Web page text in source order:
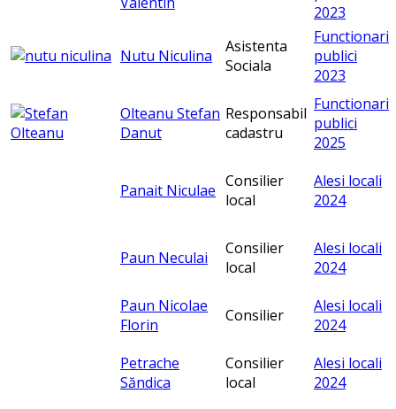
2023
Nutu Niculina
Asistenta
Sociala
Functionari
publici
2023
Olteanu Stefan
Danut
Responsabil
cadastru
Functionari
publici
2025
Panait Niculae Consilier
local
Alesi locali
2024
Paun Neculai
Consilier
local
Alesi locali
2024
Paun Nicolae
Florin
Consilier
Alesi locali
2024
Petrache
Săndica
Consilier
local
Alesi locali
2024